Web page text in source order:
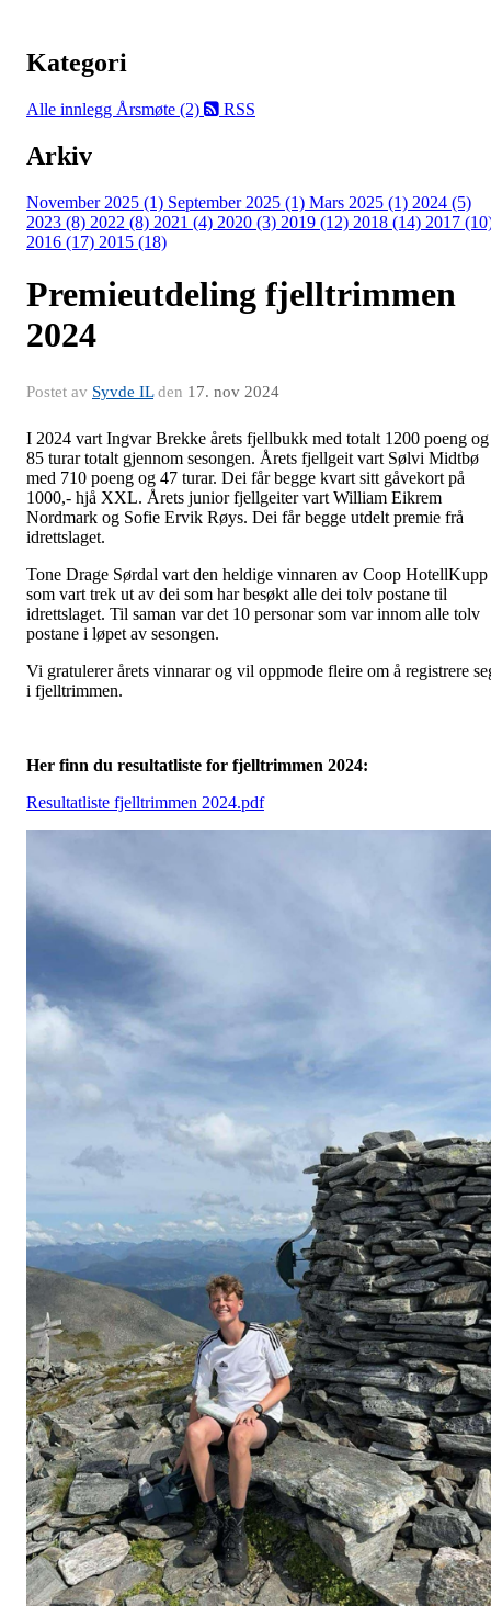
Kategori
Alle innlegg Årsmøte (2) RSS
Arkiv
November 2025 (1) September 2025 (1) Mars 2025 (1) 2024 (5)
2023 (8) 2022 (8) 2021 (4) 2020 (3) 2019 (12) 2018 (14) 2017
2016 (17) 2015 (18)
Premieutdeling fjelltrimmen
2024
Postet av Syvde ILden 17. nov 2024
I 2024 vart Ingvar Brekke årets fjellbukk med totalt 1200 poeng og
85 turar totalt gjennom sesongen. Årets fjellgeit vart Sølvi Midtbø
med 710 poeng og 47 turar. Dei får begge kvart sitt gåvekort på
1000,- hjå XXL. Årets junior fjellgeiter vart William Eikrem
Nordmark og Sofie Ervik Røys. Dei får begge utdelt premie frå
idrettslaget.
Tone Drage Sørdal vart den heldige vinnaren av Coop HotellKupp
som vart trek ut av dei som har besøkt alle dei tolv postane til
idrettslaget. Til saman var det 10 personar som var innom alle tolv
postane i løpet av sesongen.
Vi gratulerer årets vinnarar og vil oppmode fleire om å registrere
i fjelltrimmen.
Her finn du resultatliste for fjelltrimmen 2024:
Resultatliste fjelltrimmen 2024.pdf